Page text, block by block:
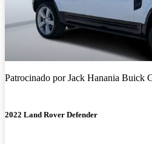
Patrocinado porJack Hanania Buick
2022 Land Rover Defender